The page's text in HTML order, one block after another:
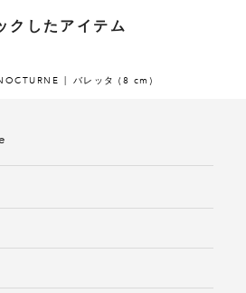
クしたアイテム
バレッタ (8 cm)